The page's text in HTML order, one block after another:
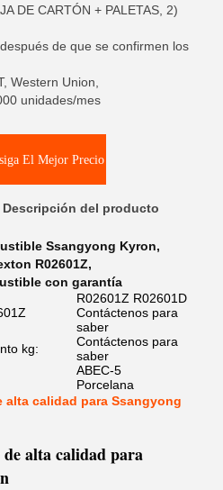
DE CARTÓN + PALETAS, 2)
de que se confirmen los
Western Union,
unidades/mes
El Mejor Precio
Descripción del producto
Ssangyong Kyron,
R02601Z,
con garantía
R02601Z R02601D
Contáctenos para
saber
kg:
Contáctenos para
saber
ABEC-5
Porcelana
calidad para Ssangyong
alta calidad para